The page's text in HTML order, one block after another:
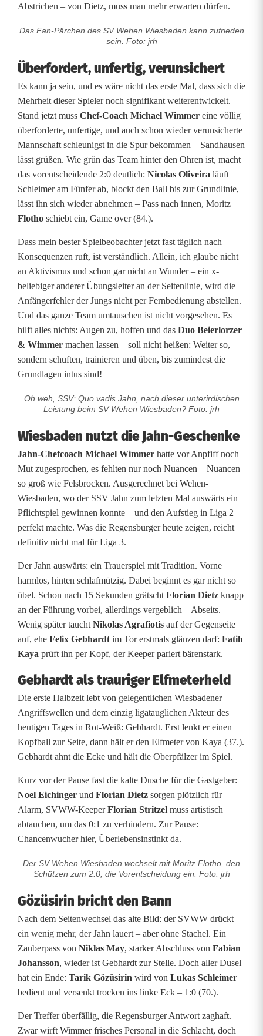
Abstrichen – von Dietz, muss man mehr erwarten dürfen.
Das Fan-Pärchen des SV Wehen Wiesbaden kann zufrieden
sein. Foto: jrh
Überfordert, unfertig, verunsichert
Es kann ja sein, und es wäre nicht das erste Mal, dass sich die
Mehrheit dieser Spieler noch signifikant weiterentwickelt.
Stand jetzt muss Chef-Coach Michael Wimmer eine völlig
überforderte, unfertige, und auch schon wieder verunsicherte
Mannschaft schleunigst in die Spur bekommen – Sandhausen
lässt grüßen. Wie grün das Team hinter den Ohren ist, macht
das vorentscheidende 2:0 deutlich: Nicolas Oliveira läuft
Schleimer am Fünfer ab, blockt den Ball bis zur Grundlinie,
lässt ihn sich wieder abnehmen – Pass nach innen, Moritz
Flotho schiebt ein, Game over (84.).
Dass mein bester Spielbeobachter jetzt fast täglich nach
Konsequenzen ruft, ist verständlich. Allein, ich glaube nicht
an Aktivismus und schon gar nicht an Wunder – ein x-
beliebiger anderer Übungsleiter an der Seitenlinie, wird die
Anfängerfehler der Jungs nicht per Fernbedienung abstellen.
Und das ganze Team umtauschen ist nicht vorgesehen. Es
hilft alles nichts: Augen zu, hoffen und das Duo Beierlorzer
& Wimmer machen lassen – soll nicht heißen: Weiter so,
sondern schuften, trainieren und üben, bis zumindest die
Grundlagen intus sind!
Oh weh, SSV: Quo vadis Jahn, nach dieser unterirdischen
Leistung beim SV Wehen Wiesbaden? Foto: jrh
Wiesbaden nutzt die Jahn-Geschenke
Jahn-Chefcoach Michael Wimmer hatte vor Anpfiff noch
Mut zugesprochen, es fehlten nur noch Nuancen – Nuancen
so groß wie Felsbrocken. Ausgerechnet bei Wehen-
Wiesbaden, wo der SSV Jahn zum letzten Mal auswärts ein
Pflichtspiel gewinnen konnte – und den Aufstieg in Liga 2
perfekt machte. Was die Regensburger heute zeigen, reicht
definitiv nicht mal für Liga 3.
Der Jahn auswärts: ein Trauerspiel mit Tradition. Vorne
harmlos, hinten schlafmützig. Dabei beginnt es gar nicht so
übel. Schon nach 15 Sekunden grätscht Florian Dietz knapp
an der Führung vorbei, allerdings vergeblich – Abseits.
Wenig später taucht Nikolas Agrafiotis auf der Gegenseite
auf, ehe Felix Gebhardt im Tor erstmals glänzen darf: Fatih
Kaya prüft ihn per Kopf, der Keeper pariert bärenstark.
Gebhardt als trauriger Elfmeterheld
Die erste Halbzeit lebt von gelegentlichen Wiesbadener
Angriffswellen und dem einzig ligatauglichen Akteur des
heutigen Tages in Rot-Weiß: Gebhardt. Erst lenkt er einen
Kopfball zur Seite, dann hält er den Elfmeter von Kaya (37.).
Gebhardt ahnt die Ecke und hält die Oberpfälzer im Spiel.
Kurz vor der Pause fast die kalte Dusche für die Gastgeber:
Noel Eichinger und Florian Dietz sorgen plötzlich für
Alarm, SVWW-KeeperFlorian Stritzel muss artistisch
abtauchen, um das 0:1 zu verhindern. Zur Pause:
Chancenwucher hier, Überlebensinstinkt da.
Der SV Wehen Wiesbaden wechselt mit Moritz Flotho, den
Schützen zum 2:0, die Vorentscheidung ein. Foto: jrh
Gözüsirin bricht den Bann
Nach dem Seitenwechsel das alte Bild: der SVWW drückt
ein wenig mehr, der Jahn lauert – aber ohne Stachel. Ein
Zauberpass von Niklas May, starker Abschluss von Fabian
Johansson, wieder ist Gebhardt zur Stelle. Doch aller Dusel
hat ein Ende: Tarik Gözüsirin wird von Lukas Schleimer
bedient und versenkt trocken ins linke Eck – 1:0 (70.).
Der Treffer überfällig, die Regensburger Antwort zaghaft.
Zwar wirft Wimmer frisches Personal in die Schlacht, doch